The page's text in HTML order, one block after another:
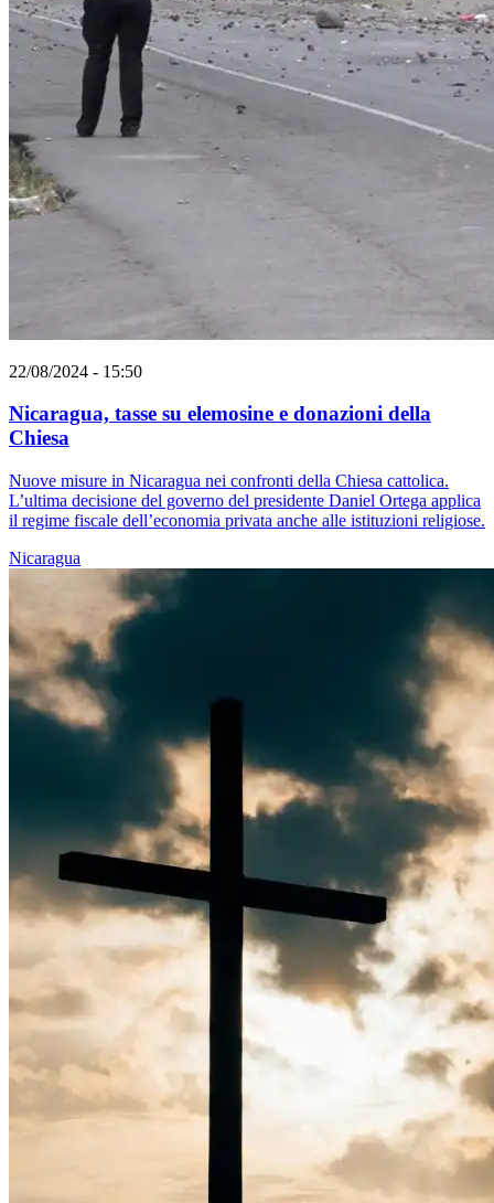
22/08/2024 - 15:50
Nicaragua, tasse su elemosine e donazioni della
Chiesa
Nuove misure in Nicaragua nei confronti della Chiesa cattolica.
L’ultima decisione del governo del presidente Daniel Ortega applica
il regime fiscale dell’economia privata anche alle istituzioni religiose.
Nicaragua